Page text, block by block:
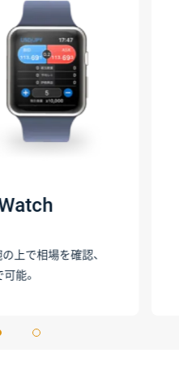
の上で相場を確認、
能。